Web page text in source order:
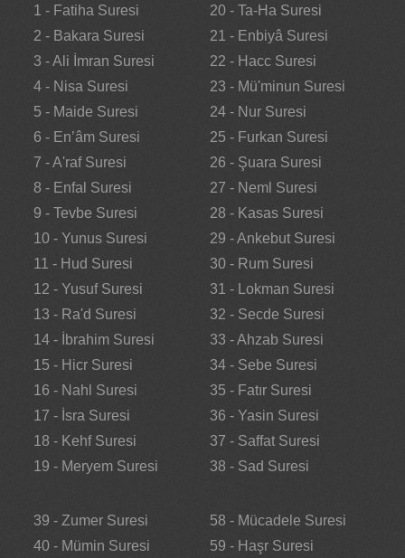
1 - Fatiha Suresi
2 - Bakara Suresi
3 - Ali İmran Suresi
4 - Nisa Suresi
5 - Maide Suresi
6 - En’âm Suresi
7 - A'raf Suresi
8 - Enfal Suresi
9 - Tevbe Suresi
10 - Yunus Suresi
11 - Hud Suresi
12 - Yusuf Suresi
13 - Ra'd Suresi
14 - İbrahim Suresi
15 - Hicr Suresi
16 - Nahl Suresi
17 - İsra Suresi
18 - Kehf Suresi
19 - Meryem Suresi
20 - Ta-Ha Suresi
21 - Enbiyâ Suresi
22 - Hacc Suresi
23 - Mü'minun Suresi
24 - Nur Suresi
25 - Furkan Suresi
26 - Şuara Suresi
27 - Neml Suresi
28 - Kasas Suresi
29 - Ankebut Suresi
30 - Rum Suresi
31 - Lokman Suresi
32 - Secde Suresi
33 - Ahzab Suresi
34 - Sebe Suresi
35 - Fatır Suresi
36 - Yasin Suresi
37 - Saffat Suresi
38 - Sad Suresi
39 - Zumer Suresi
40 - Mümin Suresi
58 - Mücadele Suresi
59 - Haşr Suresi